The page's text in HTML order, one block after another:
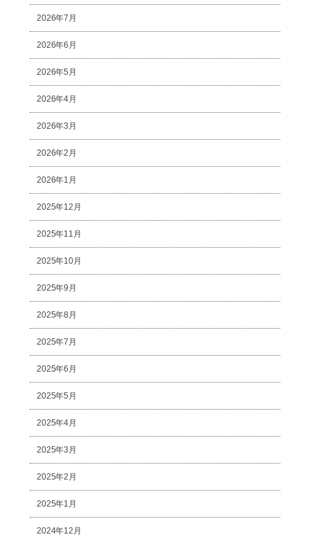
2026年7月
2026年6月
2026年5月
2026年4月
2026年3月
2026年2月
2026年1月
2025年12月
2025年11月
2025年10月
2025年9月
2025年8月
2025年7月
2025年6月
2025年5月
2025年4月
2025年3月
2025年2月
2025年1月
2024年12月